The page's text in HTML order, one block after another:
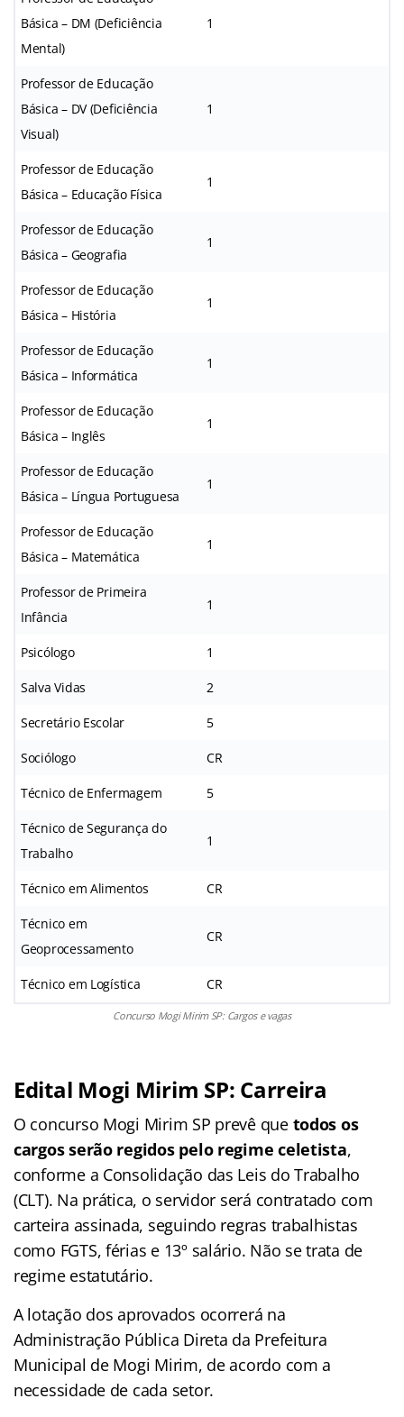
Básica – DM (Deficiência
Mental)
1
Professor de Educação
Básica – DV (Deficiência
Visual)
1
Professor de Educação
Básica – Educação Física
1
Professor de Educação
Básica – Geografia
1
Professor de Educação
Básica – História
1
Professor de Educação
Básica – Informática
1
Professor de Educação
Básica – Inglês
1
Professor de Educação
Básica – Língua Portuguesa
1
Professor de Educação
Básica – Matemática
1
Professor de Primeira
Infância
1
Psicólogo 1
Salva Vidas 2
Secretário Escolar 5
Sociólogo CR
Técnico de Enfermagem 5
Técnico de Segurança do
Trabalho
1
Técnico em Alimentos CR
Técnico em
Geoprocessamento
CR
Técnico em Logística CR
Concurso Mogi Mirim SP: Cargos e vagas
Edital Mogi Mirim SP: Carreira
O concurso Mogi Mirim SP prevê que todos os
cargos serão regidos pelo regime celetista,
conforme a Consolidação das Leis do Trabalho
(CLT). Na prática, o servidor será contratado com
carteira assinada, seguindo regras trabalhistas
como FGTS, férias e 13º salário. Não se trata de
regime estatutário.
A lotação dos aprovados ocorrerá na
Administração Pública Direta da Prefeitura
Municipal de Mogi Mirim, de acordo com a
necessidade de cada setor.